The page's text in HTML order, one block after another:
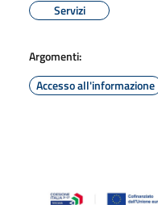
Servizi
Argomenti:
Accesso all'informazione